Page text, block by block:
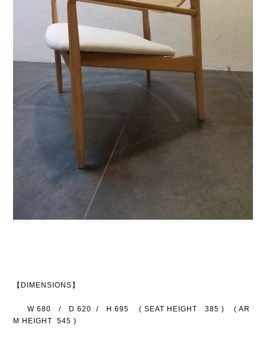
【DIMENSIONS】
W680 / D620 / H695 (SEAT HEIGHT385 ) (AR
M HEIGHT545 )